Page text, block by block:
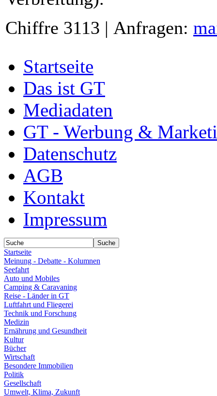
Chiffre 3113 | Anfragen:
Startseite
Das ist GT
Mediadaten
GT - Werbung &
Datenschutz
AGB
Kontakt
Impressum
Startseite
Meinung - Debatte - Kolumnen
Seefahrt
Auto und Mobiles
Camping & Caravaning
Reise - Länder in GT
Luftfahrt und Fliegerei
Technik und Forschung
Medizin
Ernährung und Gesundheit
Kultur
Bücher
Wirtschaft
Besondere Immobilien
Politik
Gesellschaft
Umwelt, Klima, Zukunft